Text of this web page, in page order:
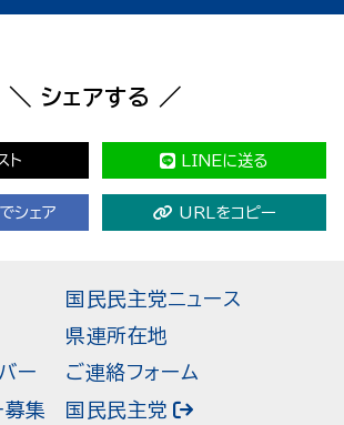
＼ シェアする ／
ト LINEに送る
シェア URLをコピー
ー
募集
国民民主党ニュース
県連所在地
ご連絡フォーム
国民民主党